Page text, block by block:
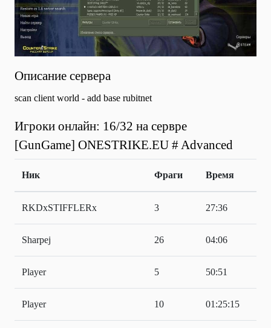
Описание сервера
scan client world - add base rubitnet
Игроки онлайн: 16/32 на сервре
[GunGame] ONESTRIKE.EU # Advanced
Ник Фраги Время
RKDxSTIFFLERx 3 27:36
Sharpej 26 04:06
Player 5 50:51
Player 10 01:25:15